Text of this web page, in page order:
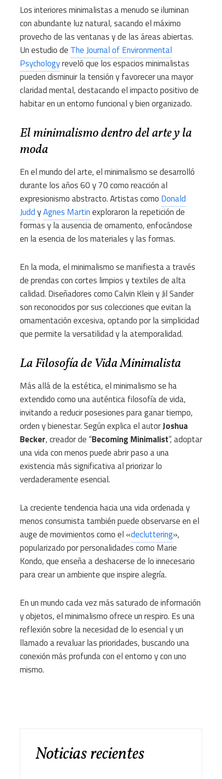
Los interiores minimalistas a menudo se iluminan
con abundante luz natural, sacando el máximo
provecho de las ventanas y de las áreas abiertas.
Un estudio de The Journal of Environmental
Psychologyreveló que los espacios minimalistas
pueden disminuir la tensión y favorecer una mayor
claridad mental, destacando el impacto positivo de
habitar en un entorno funcional y bien organizado.
El minimalismo dentro del arte y la
moda
En el mundo del arte, el minimalismo se desarrolló
durante los años 60 y 70 como reacción al
expresionismo abstracto. Artistas como Donald
JuddyAgnes Martinexploraron la repetición de
formas y la ausencia de ornamento, enfocándose
en la esencia de los materiales y las formas.
En la moda, el minimalismo se manifiesta a través
de prendas con cortes limpios y textiles de alta
calidad. Diseñadores como Calvin Klein y Jil Sander
son reconocidos por sus colecciones que evitan la
ornamentación excesiva, optando por la simplicidad
que permite la versatilidad y la atemporalidad.
La Filosofía de Vida Minimalista
Más allá de la estética, el minimalismo se ha
extendido como una auténtica filosofía de vida,
invitando a reducir posesiones para ganar tiempo,
orden y bienestar. Según explica el autorJoshua
Becker, creador de “Becoming Minimalist”, adoptar
una vida con menos puede abrir paso a una
existencia más significativa al priorizar lo
verdaderamente esencial.
La creciente tendencia hacia una vida ordenada y
menos consumista también puede observarse en el
auge de movimientos como el «decluttering»,
popularizado por personalidades como Marie
Kondo, que enseña a deshacerse de lo innecesario
para crear un ambiente que inspire alegría.
En un mundo cada vez más saturado de información
y objetos, el minimalismo ofrece un respiro. Es una
reflexión sobre la necesidad de lo esencial y un
llamado a revaluar las prioridades, buscando una
conexión más profunda con el entorno y con uno
mismo.
Noticias recientes